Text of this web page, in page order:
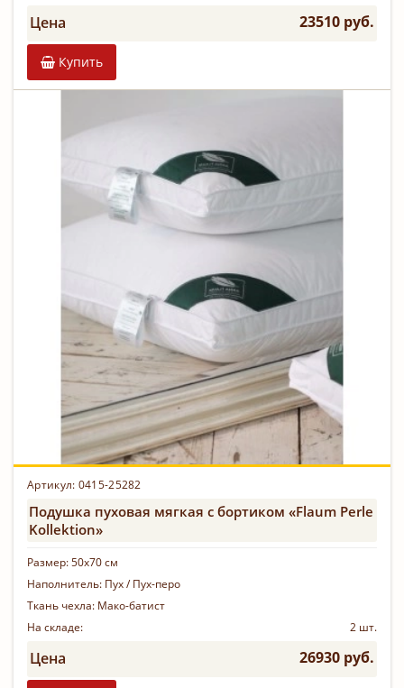
Цена 23510 руб.
Купить
Артикул: 0415-25282
Подушка пуховая мягкая с бортиком «Flaum Perle
Kollektion»
Размер:50х70 см
Наполнитель: Пух / Пух-перо
Ткань чехла: Мако-батист
На складе:
2 шт.
Цена 26930 руб.